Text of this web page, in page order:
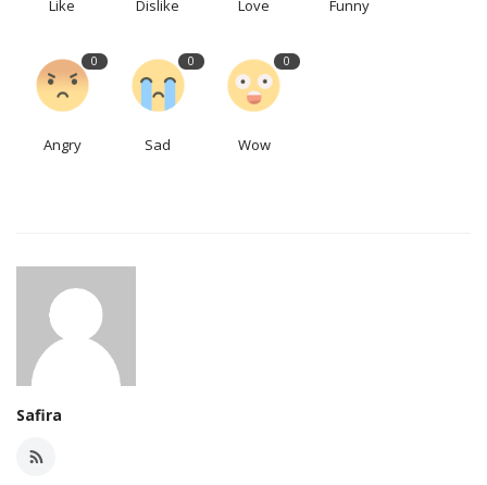
Like Dislike Love Funny
0
Angry
0
Sad
0
Wow
Safira